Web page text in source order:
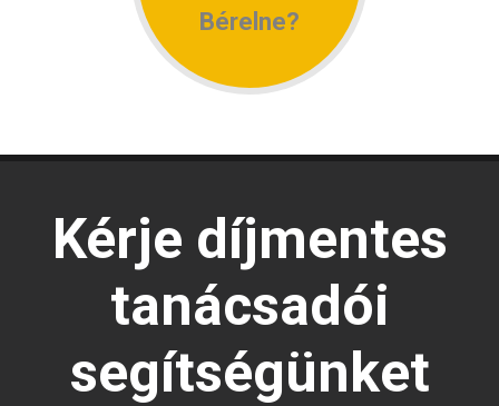
Bérelne?
Kérje díjmentes
tanácsadói
segítségünket